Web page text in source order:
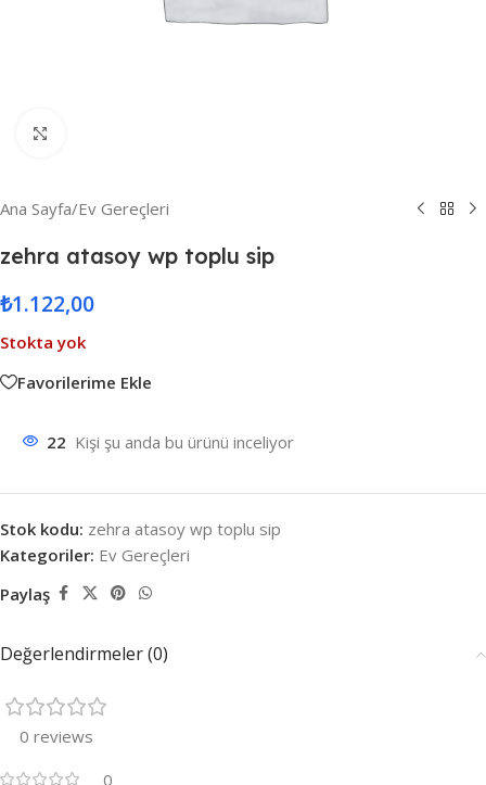
Ana Sayfa/Ev Gereçleri
zehra atasoy wp toplu sip
₺1.122,00
Stokta yok
Favorilerime Ekle
22 Kişi şu anda bu ürünü inceliyor
Stok kodu: zehra atasoy wp toplu sip
Kategoriler: Ev Gereçleri
Paylaş
Değerlendirmeler (0)
0 reviews
0